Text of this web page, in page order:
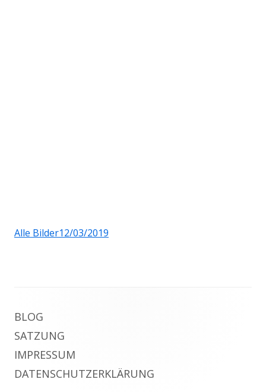
Alle Bilder12/03/2019
Inhalt
BLOG
SATZUNG
IMPRESSUM
DATENSCHUTZERKLÄRUNG